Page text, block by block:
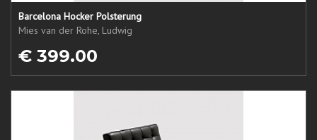
Barcelona Hocker Polsterung
Mies van der Rohe, Ludwig
€ 399.00